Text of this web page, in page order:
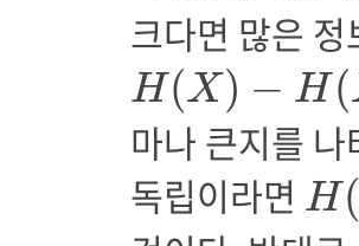
크다면 많은
H (X) − H (
H(X)−H(X|Y
마나 큰지를
독립이라면 H (
H(